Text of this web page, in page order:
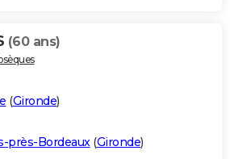
(60 ans)
(Gironde)
près-Bordeaux(Gironde)